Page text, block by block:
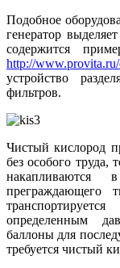
Подобное
генератор
содержится
http://
устройство
фильтров.
Чистый кислород
без особого труда,
накапливаются
преграждающего
определенным
баллоны для
требуется чистый